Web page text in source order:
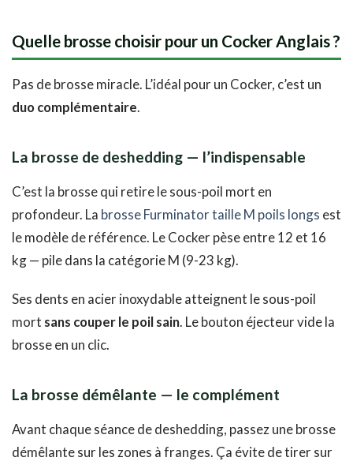
Quelle brosse choisir pour un Cocker Anglais ?
Pas de brosse miracle. L’idéal pour un Cocker, c’est un
duo complémentaire.
La brosse de deshedding — l’indispensable
C’est la brosse qui retire le sous-poil mort en
profondeur. La brosse Furminator taille M poils longs est
le modèle de référence. Le Cocker pèse entre 12 et 16
kg — pile dans la catégorie M (9-23 kg).
Ses dents en acier inoxydable atteignent le sous-poil
mort sans couper le poil sain. Le bouton éjecteur vide la
brosse en un clic.
La brosse démêlante — le complément
Avant chaque séance de deshedding, passez une brosse
démêlante sur les zones à franges. Ça évite de tirer sur